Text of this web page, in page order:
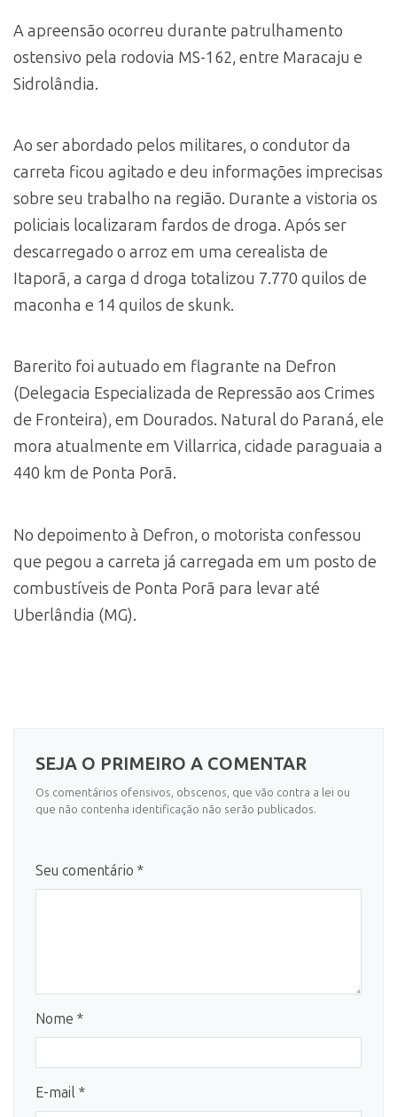
A apreensão ocorreu durante patrulhamento
ostensivo pela rodovia MS-162, entre Maracaju e
Sidrolândia.
Ao ser abordado pelos militares, o condutor da
carreta ficou agitado e deu informações imprecisas
sobre seu trabalho na região. Durante a vistoria os
policiais localizaram fardos de droga. Após ser
descarregado o arroz em uma cerealista de
Itaporã, a carga d droga totalizou 7.770 quilos de
maconha e 14 quilos de skunk.
Barerito foi autuado em flagrante na Defron
(Delegacia Especializada de Repressão aos Crimes
de Fronteira), em Dourados. Natural do Paraná, ele
mora atualmente em Villarrica, cidade paraguaia a
440 km de Ponta Porã.
No depoimento à Defron, o motorista confessou
que pegou a carreta já carregada em um posto de
combustíveis de Ponta Porã para levar até
Uberlândia (MG).
SEJA O PRIMEIRO A COMENTAR
Os comentários ofensivos, obscenos, que vão contra a lei ou
que não contenha identificação não serão publicados.
Seu comentário *
Nome *
E-mail *